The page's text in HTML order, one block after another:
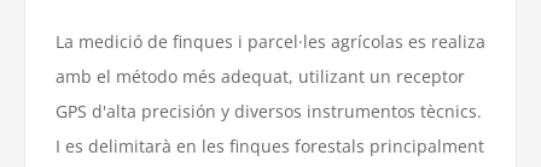
La medició de finques i parcel·les agrícolas es realiza
amb el método més adequat, utilizant un receptor
GPS d'alta precisión y diversos instrumentos tècnics.
I es delimitarà en les finques forestals principalment